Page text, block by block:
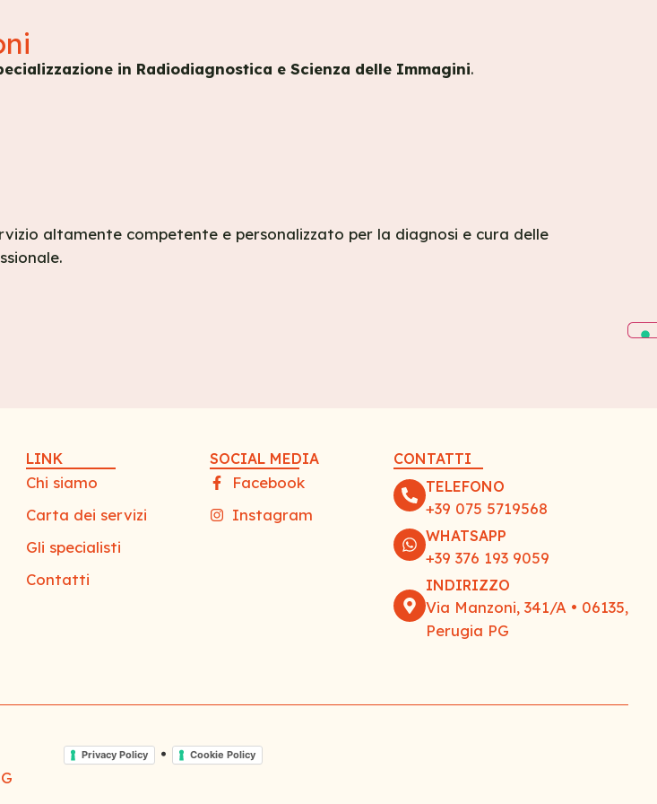
in Radiodiagnostica e Scienza delle Immagini.
altamente competente e personalizzato per la diagnosi e cura delle
LINK
Chi siamo
Carta dei servizi
Gli specialisti
Contatti
SOCIAL MEDIA
Facebook
Instagram
CONTATTI
TELEFONO
+39 075 5719568
WHATSAPP
+39 376 193 9059
INDIRIZZO
Via Manzoni, 341/A • 06135,
Perugia PG
Privacy Policy • Cookie Policy